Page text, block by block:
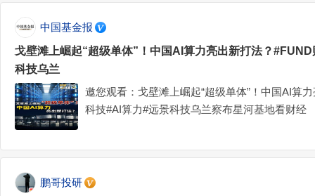
中国基金报
戈壁滩上崛起“超级单体”！中国AI算力亮出新打法？
科技乌兰
邀您观看：戈壁滩上崛起“超级单体”！中国AI算
科技#AI算力#远景科技乌兰察布星河基地看财经
鹏哥投研